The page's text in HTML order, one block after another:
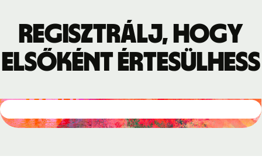
Regisztrálj, hogy
elsőként értesülhess